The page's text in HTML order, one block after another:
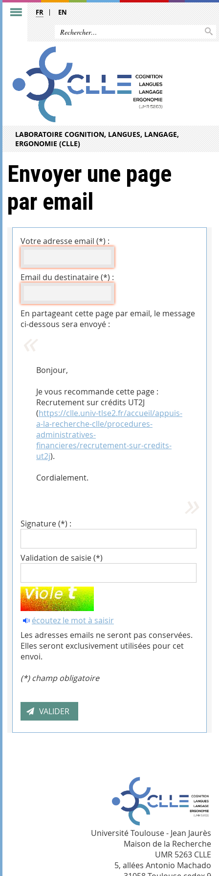
FR EN
LABORATOIRE COGNITION, LANGUES, LANGAGE,
ERGONOMIE (CLLE)
Envoyer une page
par email
Votre adresse email (*) :
Email du destinataire (*) :
En partageant cette page par email, le message
ci-dessous sera envoyé :
Bonjour,
Je vous recommande cette page :
Recrutement sur crédits UT2J
(https://clle.univ-tlse2.fr/accueil/appuis-
a-la-recherche-clle/procedures-
administratives-
financieres/recrutement-sur-credits-
ut2j).
Cordialement.
Signature (*) :
Validation de saisie (*)
écoutez le mot à saisir
Les adresses emails ne seront pas conservées.
Elles seront exclusivement utilisées pour cet
envoi.
(*) champ obligatoire
Université Toulouse - Jean Jaurès
Maison de la Recherche
UMR 5263 CLLE
5, allées Antonio Machado